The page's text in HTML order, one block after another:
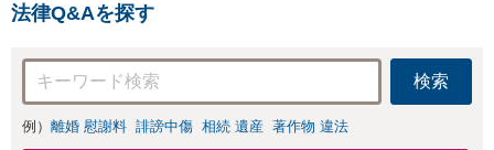
法律Q&Aを探す
検索
例） 離婚 慰謝料 誹謗中傷 相続 遺産 著作物 違法